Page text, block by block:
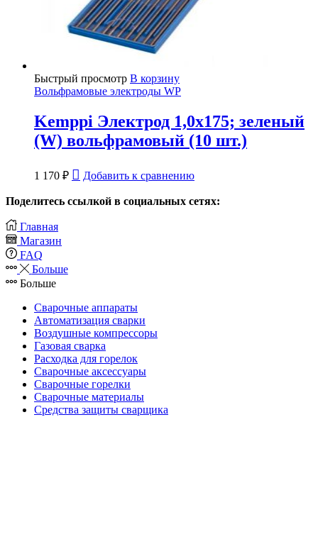
Быстрый просмотр В корзину
Вольфрамовые электроды WP
Kemppi Электрод 1,0х175; зеленый
(W) вольфрамовый (10 шт.)
1 170 ₽ Добавить к сравнению
Поделитесь ссылкой в социальных сетях:
Главная
Магазин
FAQ
Больше
Больше
Сварочные аппараты
Автоматизация сварки
Воздушные компрессоры
Газовая сварка
Расходка для горелок
Сварочные аксессуары
Сварочные горелки
Сварочные материалы
Средства защиты сварщика